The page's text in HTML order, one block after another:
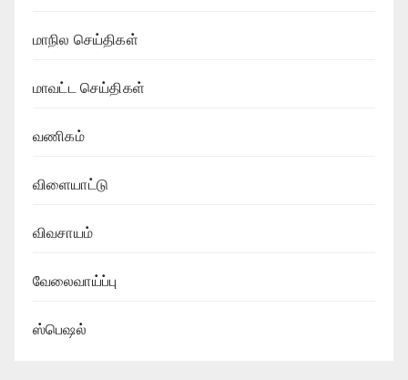
மாநில செய்திகள்
மாவட்ட செய்திகள்
வணிகம்
விளையாட்டு
விவசாயம்
வேலைவாய்ப்பு
ஸ்பெஷல்